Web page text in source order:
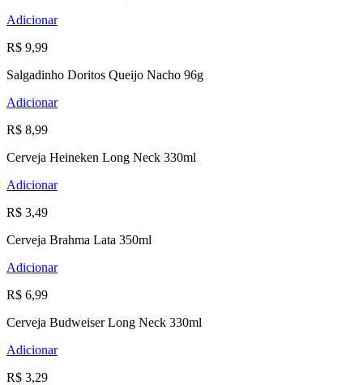
Adicionar
R$ 9,99
Salgadinho Doritos Queijo Nacho 96g
Adicionar
R$ 8,99
Cerveja Heineken Long Neck 330ml
Adicionar
R$ 3,49
Cerveja Brahma Lata 350ml
Adicionar
R$ 6,99
Cerveja Budweiser Long Neck 330ml
Adicionar
R$ 3,29